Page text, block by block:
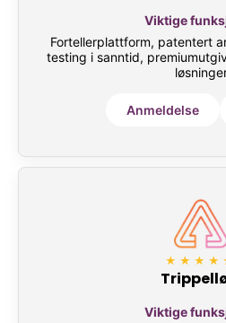
Viktige
Fortellerplattform, patentert
testing i sanntid,
Anmeldelse
Viktige